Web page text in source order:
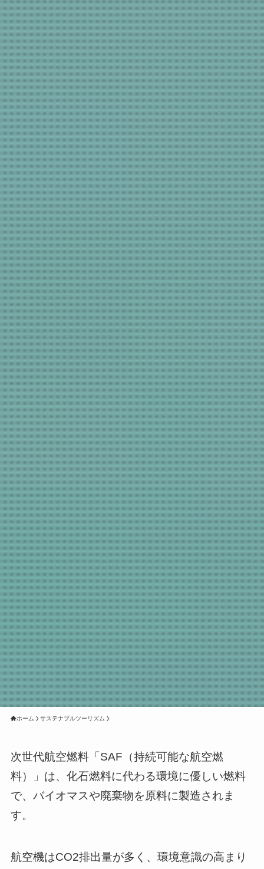
ホーム サステナブルツーリズム
次世代航空燃料「SAF（持続可能な航空燃
料）」は、化石燃料に代わる環境に優しい燃料
で、バイオマスや廃棄物を原料に製造されま
す。
航空機はCO2排出量が多く、環境意識の高まり